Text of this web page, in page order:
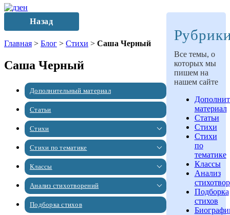
Назад
Главная > Блог > Стихи > Саша Черный
Саша Черный
Дополнительный материал
Статьи
Стихи
Стихи по тематике
Классы
Анализ стихотворений
Подборка стихов
Все темы, о
которых мы
пишем на
нашем сайте
материал
Статьи
Стихи
Стихи
по
тематике
Классы
Анализ
Подборка
стихов